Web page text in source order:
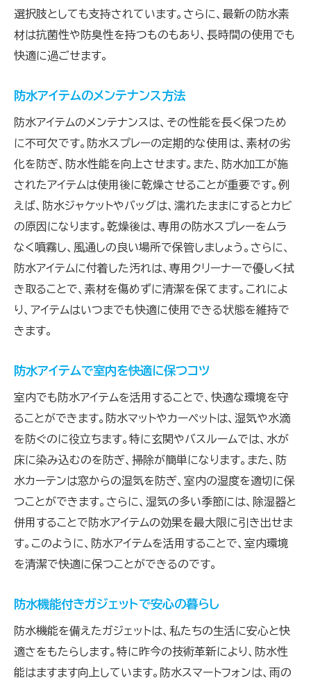
選択肢としても支持されています。さらに、最新の防水素
材は抗菌性や防臭性を持つものもあり、長時間の使用でも
快適に過ごせます。
防水アイテムのメンテナンス方法
防水アイテムのメンテナンスは、その性能を長く保つため
に不可欠です。防水スプレーの定期的な使用は、素材の劣
化を防ぎ、防水性能を向上させます。また、防水加工が施
されたアイテムは使用後に乾燥させることが重要です。例
えば、防水ジャケットやバッグは、濡れたままにするとカビ
の原因になります。乾燥後は、専用の防水スプレーをムラ
なく噴霧し、風通しの良い場所で保管しましょう。さらに、
防水アイテムに付着した汚れは、専用クリーナーで優しく拭
き取ることで、素材を傷めずに清潔を保てます。これによ
り、アイテムはいつまでも快適に使用できる状態を維持で
きます。
防水アイテムで室内を快適に保つコツ
室内でも防水アイテムを活用することで、快適な環境を守
ることができます。防水マットやカーペットは、湿気や水滴
を防ぐのに役立ちます。特に玄関やバスルームでは、水が
床に染み込むのを防ぎ、掃除が簡単になります。また、防
水カーテンは窓からの湿気を防ぎ、室内の湿度を適切に保
つことができます。さらに、湿気の多い季節には、除湿器と
併用することで防水アイテムの効果を最大限に引き出せま
す。このように、防水アイテムを活用することで、室内環境
を清潔で快適に保つことができるのです。
防水機能付きガジェットで安心の暮らし
防水機能を備えたガジェットは、私たちの生活に安心と快
適さをもたらします。特に昨今の技術革新により、防水性
能はますます向上しています。防水スマートフォンは、雨の